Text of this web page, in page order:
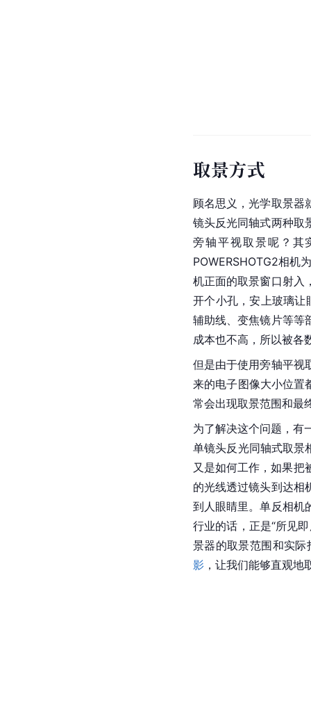
取景方式
顾名思义，光学取景器
镜头反光同轴式两种取
旁轴平视取景呢？其
POWERSHOTG2相机
机正面的取景窗口射入
开个小孔，安上玻璃让
辅助线、变焦镜片等等
成本也不高，所以被各
但是由于使用旁轴平视
来的电子图像大小位置
常会出现取景范围和最
为了解决这个问题，有
单镜头反光同轴式取景
又是如何工作，如果把
的光线透过镜头到达相
到人眼睛里。单反相机
行业的话，正是“所见
景器的取景范围和实
影 ，让我们能够直观